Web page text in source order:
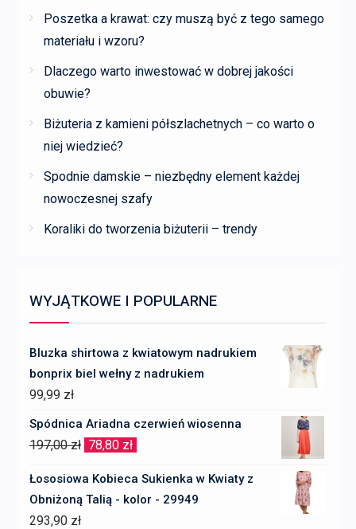
Poszetka a krawat: czy muszą być z tego samego
materiału i wzoru?
Dlaczego warto inwestować w dobrej jakości
obuwie?
Biżuteria z kamieni półszlachetnych – co warto o
niej wiedzieć?
Spodnie damskie – niezbędny element każdej
nowoczesnej szafy
Koraliki do tworzenia biżuterii – trendy
WYJĄTKOWE I POPULARNE
Bluzka shirtowa z kwiatowym nadrukiem
bonprix biel wełny z nadrukiem
99,99 zł
Spódnica Ariadna czerwień wiosenna
197,00zł Pierwotna
197,00 zł.
78,80 zł
Łososiowa Kobieca Sukienka w Kwiaty z
Obniżoną Talią - kolor - 29949
293,90 zł